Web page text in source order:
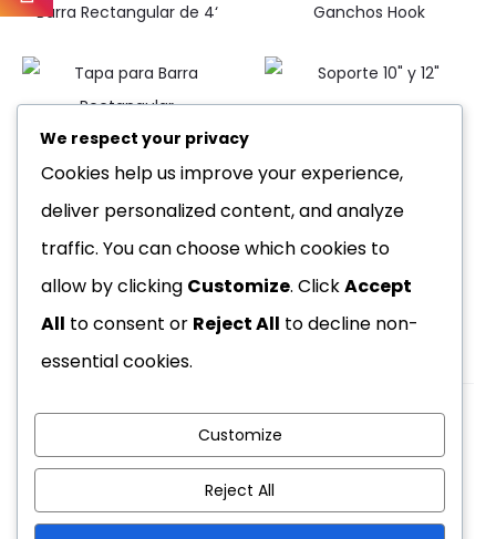
Barra Rectangular de 4‘ Ganchos Hook
Rectangular
Copyright © 2026
Nosotros
We respect your privacy
Cookies help us improve your experience,
deliver personalized content, and analyze
traffic. You can choose which cookies to
allow by clicking Customize. ClickAccept
All to consent or Reject All to decline non-
essential cookies.
Customize
Reject All